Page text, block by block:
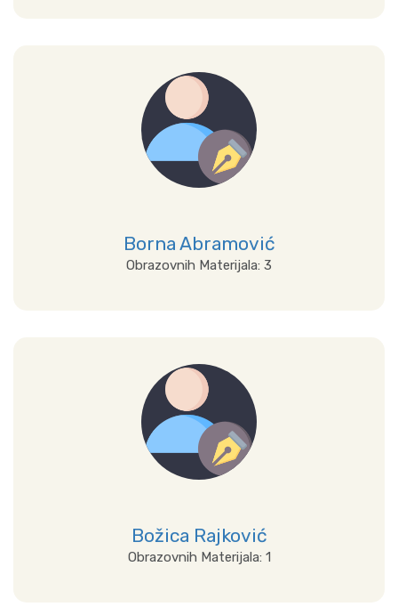
Prikaži sve
Borna Abramović
Obrazovnih Materijala: 3
Prikaži sve
Božica Rajković
Obrazovnih Materijala: 1